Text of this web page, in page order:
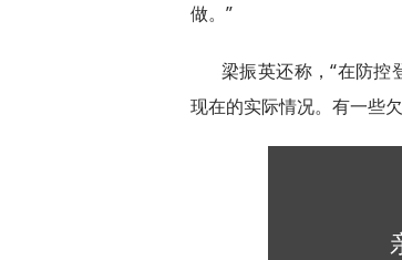
做。”
梁振英还称，“在防控
现在的实际情况。有一些